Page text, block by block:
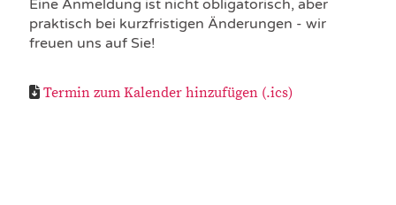
Eine Anmeldung ist nicht obligatorisch, aber
praktisch bei kurzfristigen Änderungen - wir
freuen uns auf Sie!
Termin zum Kalender hinzufügen (.ics)